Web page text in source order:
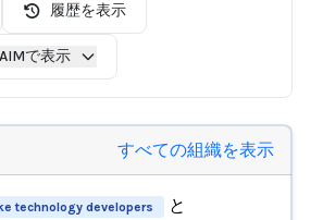
履歴を表示
で表示
すべての組織を表示
technology developers と